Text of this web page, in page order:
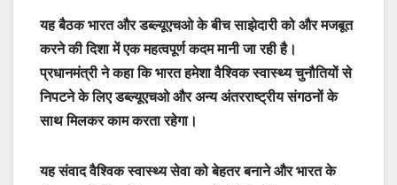
यह बैठक भारत और डब्ल्यूएचओ के बीच साझेदारी को और मजबूत
करने की दिशा में एक महत्वपूर्ण कदम मानी जा रही है।
प्रधानमंत्री ने कहा कि भारत हमेशा वैश्विक स्वास्थ्य चुनौतियों से
निपटने के लिए डब्ल्यूएचओ और अन्य अंतरराष्ट्रीय संगठनों के
साथ मिलकर काम करता रहेगा।
यह संवाद वैश्विक स्वास्थ्य सेवा को बेहतर बनाने और भारत के